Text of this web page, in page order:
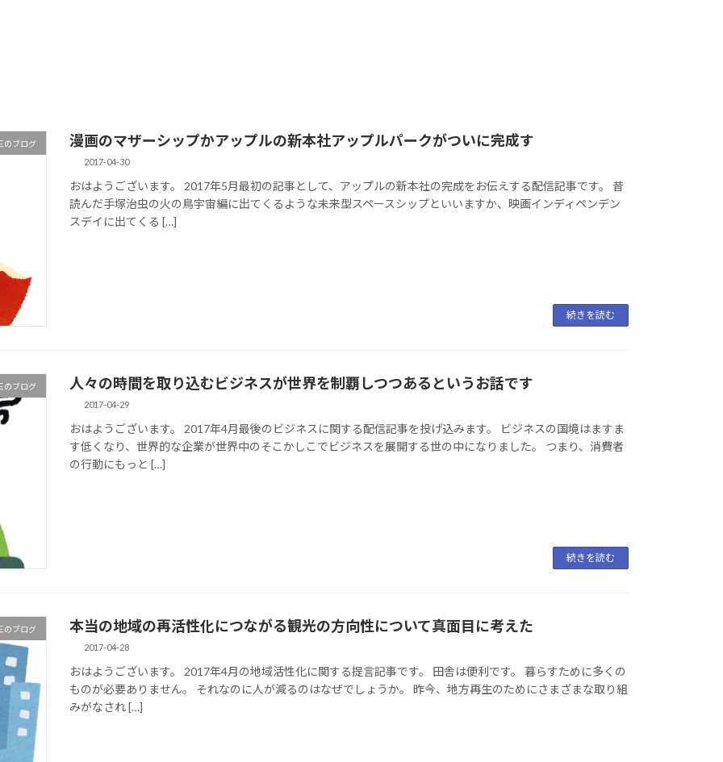
のブログ 漫画のマザーシップかアップルの新本社アップルパークがついに完成す
2017-04-30
おはようございます。 2017年5月最初の記事として、アップルの新本社の完成をお伝えする配信記事です。 昔
読んだ手塚治虫の火の鳥宇宙編に出てくるような未来型スペースシップといいますか、映画インディペンデン
スデイに出てくる […]
続きを読む
のブログ 人々の時間を取り込むビジネスが世界を制覇しつつあるというお話です
2017-04-29
おはようございます。 2017年4月最後のビジネスに関する配信記事を投げ込みます。 ビジネスの国境はますま
す低くなり、世界的な企業が世界中のそこかしこでビジネスを展開する世の中になりました。 つまり、消費者
の行動にもっと […]
続きを読む
のブログ 本当の地域の再活性化につながる観光の方向性について真面目に考えた
2017-04-28
おはようございます。 2017年4月の地域活性化に関する提言記事です。 田舎は便利です。 暮らすために多くの
ものが必要ありません。 それなのに人が減るのはなぜでしょうか。 昨今、地方再生のためにさまざまな取り組
みがなされ […]